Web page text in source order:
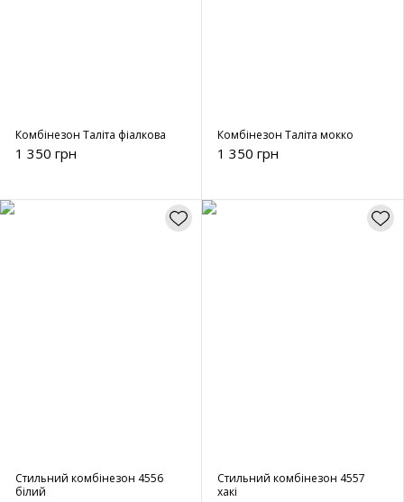
Комбінезон Таліта фіалкова
1 350 грн
Комбінезон Таліта мокко
1 350 грн
Стильний комбінезон 4556
білий
Стильний комбінезон 4557
хакі